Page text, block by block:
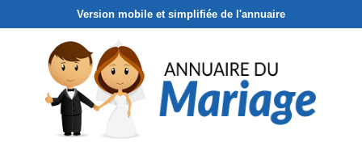
Version mobile et simplifiée de l'annuaire